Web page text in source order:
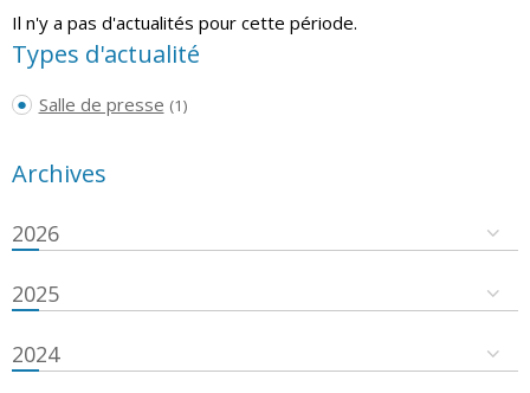
Il n'y a pas d'actualités pour cette période.
Types d'actualité
Salle de presse (1)
Archives
2026
2025
2024